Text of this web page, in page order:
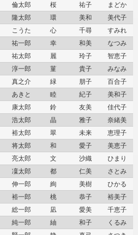
倫太郎 桜 祐子
まどか
隆太郎 環 美和
美代子
こうた 心 千尋
すみれ
祐一郎 幸 和美
なつみ
祐太郎 麗 玲子
智恵子
淳一郎 菫 貴子
みなみ
真之介 緑 朋子
百合子
あきと 睦 紀子
美和子
康太郎 鈴 友美
佳代子
浩太郎 晶 雅子
奈緒美
裕太郎 翠 未来
恵理子
将太郎 和 愛子
美恵子
亮太郎 文 沙織
ひまり
凜太郎 都 仁美
さとみ
伸一郎 絢 美樹
ひかる
裕一郎 桃 恭子
裕美子
総一郎 凪 愛美
千恵子
純一郎 紬 和子
くるみ